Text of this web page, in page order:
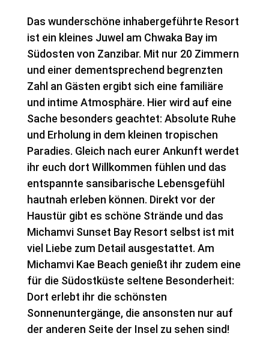
Das wunderschöne inhabergeführte Resort
ist ein kleines Juwel am Chwaka Bay im
Südosten von Zanzibar. Mit nur 20 Zimmern
und einer dementsprechend begrenzten
Zahl an Gästen ergibt sich eine familiäre
und intime Atmosphäre. Hier wird auf eine
Sache besonders geachtet: Absolute Ruhe
und Erholung in dem kleinen tropischen
Paradies. Gleich nach eurer Ankunft werdet
ihr euch dort Willkommen fühlen und das
entspannte sansibarische Lebensgefühl
hautnah erleben können. Direkt vor der
Haustür gibt es schöne Strände und das
Michamvi Sunset Bay Resort selbst ist mit
viel Liebe zum Detail ausgestattet. Am
Michamvi Kae Beach genießt ihr zudem eine
für die Südostküste seltene Besonderheit:
Dort erlebt ihr die schönsten
Sonnenuntergänge, die ansonsten nur auf
der anderen Seite der Insel zu sehen sind!